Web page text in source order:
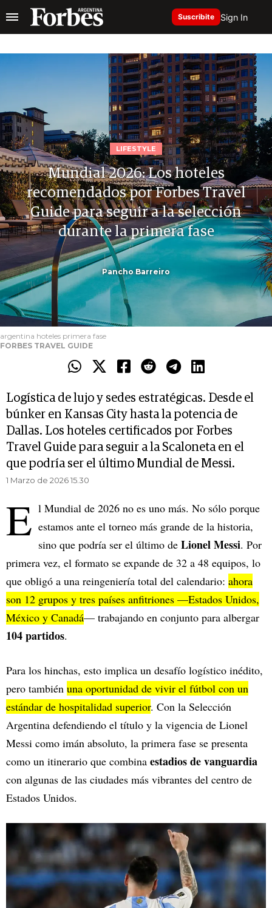
Suscribite Sign In
LIFESTYLE
Mundial 2026: Los hoteles
recomendados por Forbes Travel
Guide para seguir a la selección
durante la primera fase
Pancho Barreiro
argentina hoteles primera fase
FORBES TRAVEL GUIDE
Logística de lujo y sedes estratégicas. Desde el
búnker en Kansas City hasta la potencia de
Dallas. Los hoteles certificados por Forbes
Travel Guide para seguir a la Scaloneta en el
que podría ser el último Mundial de Messi.
1 Marzo de 2026 15.30
E l Mundial de 2026 no es uno más. No sólo porque
estamos ante el torneo más grande de la historia,
sino que podría ser el último de Lionel Messi. Por
primera vez, el formato se expande de 32 a 48 equipos, lo
que obligó a una reingeniería total del calendario: ahora
son 12 grupos y tres países anfitriones —Estados Unidos,
México y Canadá— trabajando en conjunto para albergar
104 partidos.
Para los hinchas, esto implica un desafío logístico inédito,
pero también una oportunidad de vivir el fútbol con un
estándar de hospitalidad superior. Con la Selección
Argentina defendiendo el título y la vigencia de Lionel
Messi como imán absoluto, la primera fase se presenta
como un itinerario que combina estadios de vanguardia
con algunas de las ciudades más vibrantes del centro de
Estados Unidos.